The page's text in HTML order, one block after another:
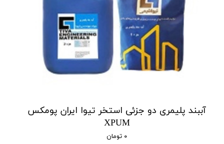
آببند پلیمری دو جزئی استخر تیوا ایران پومکس
XPUM
۰ تومان